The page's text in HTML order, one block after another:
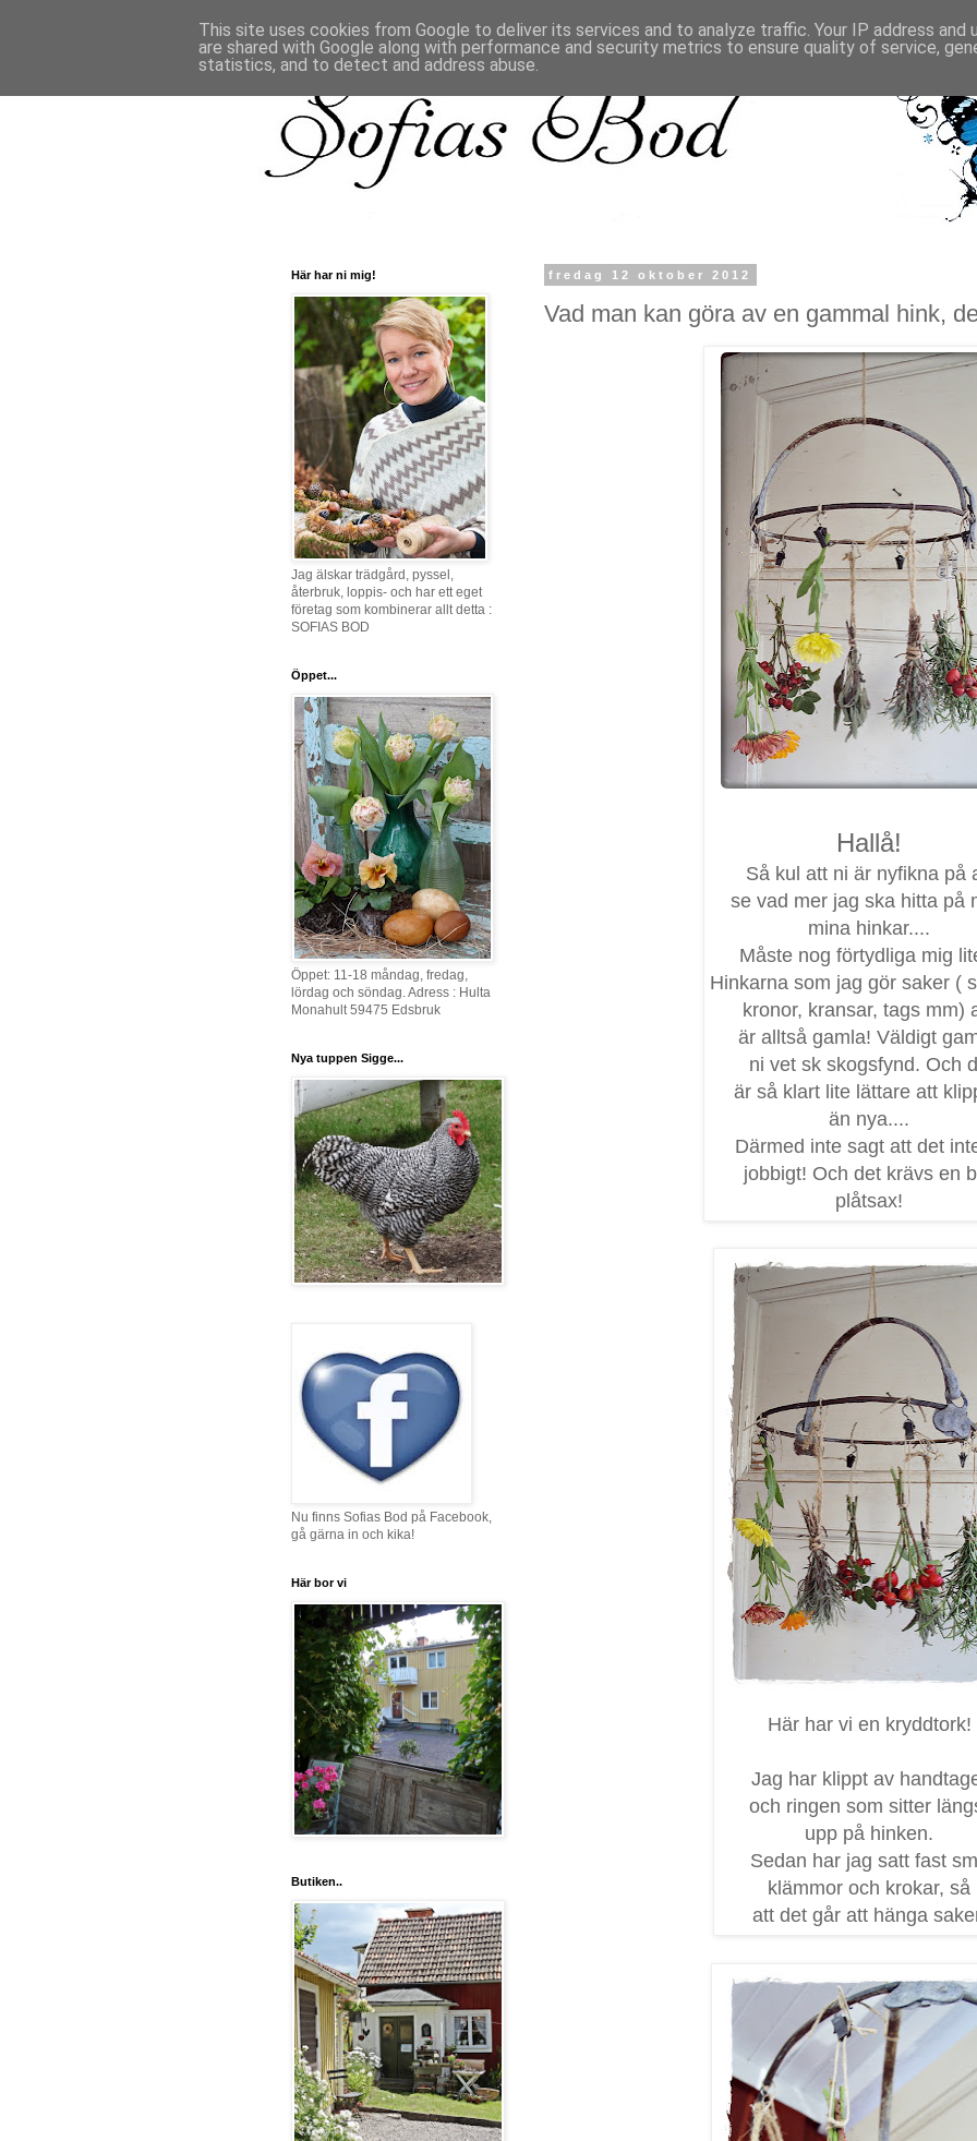
fredag 12 oktober 2012
Vad man kan göra av en gammal hink,
Hallå!
Så kul att ni är nyfikna på
se vad mer jag ska hitta på
mina hinkar....
Måste nog förtydliga mig
Hinkarna som jag gör saker (
kronor, kransar, tags mm)
är alltså gamla! Väldigt
ni vet sk skogsfynd. Och
är så klart lite lättare att
än nya....
Därmed inte sagt att det
jobbigt! Och det krävs en
plåtsax!
Här har vi en kryddtork!
Jag har klippt av
och ringen som sitter
upp på hinken.
Sedan har jag satt fast
klämmor och krokar, så
att det går att hänga
Här har ni mig!
Jag älskar trädgård, pyssel,
återbruk, loppis- och har ett eget
företag som kombinerar allt detta :
SOFIAS BOD
Öppet...
Öppet: 11-18 måndag, fredag,
lördag och söndag. Adress : Hulta
Monahult 59475 Edsbruk
Nya tuppen Sigge...
Nu finns Sofias Bod på Facebook,
gå gärna in och kika!
Här bor vi
Butiken..
This site uses cookies from Google to deliver its services and to analyze traffic. Your IP address and
are shared with Google along with performance and security metrics to ensure quality of service,
statistics, and to detect and address abuse.